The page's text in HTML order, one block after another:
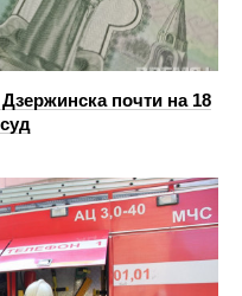
почти на 18